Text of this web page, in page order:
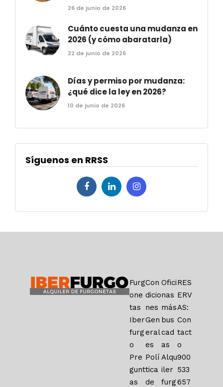
26 de junio de 2026
Cuánto cuesta una mudanza en
2026 (y cómo abaratarla)
22 de junio de 2026
Días y permiso por mudanza:
¿qué dice la ley en 2026?
10 de junio de 2026
Síguenos en RRSS
Furg
one
tas
Iber
furg
o
Pre
gunt
as
Con
dicio
nes
Gen
eral
es
Polí
tica
de
Ofici
nas
más
bus
cad
as
Alqu
iler
furg
RES
ERV
AS:
Con
tact
o
900
533
657